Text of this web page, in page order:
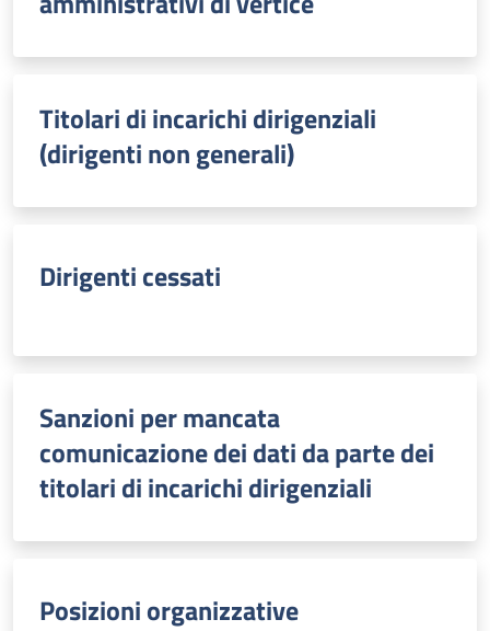
Titolari di incarichi dirigenziali
(dirigenti non generali)
Dirigenti cessati
Sanzioni per mancata
comunicazione dei dati da parte dei
titolari di incarichi dirigenziali
Posizioni organizzative